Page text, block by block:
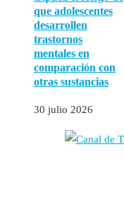
que adolescentes
desarrollen
trastornos
mentales en
comparación con
otras sustancias
30 julio 2026